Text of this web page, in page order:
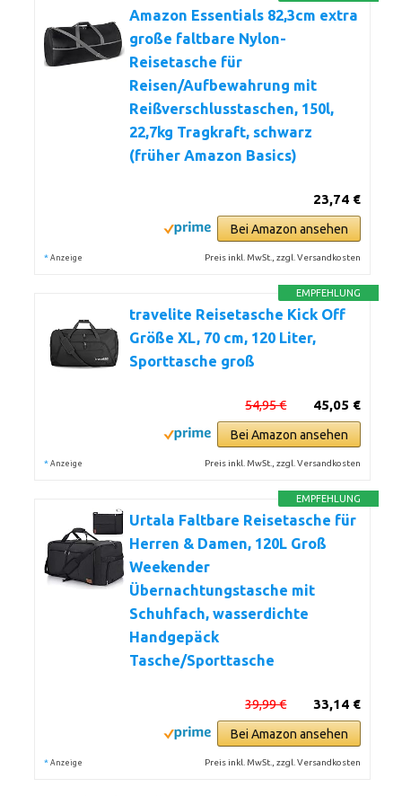
Amazon Essentials 82,3cm extra
große faltbare Nylon-
Reisetasche für
Reisen/Aufbewahrung mit
Reißverschlusstaschen, 150l,
22,7kg Tragkraft, schwarz
(früher Amazon Basics)
23,74 €
Bei Amazon ansehen
* Anzeige Preis inkl. MwSt., zzgl. Versandkosten
EMPFEHLUNG
travelite Reisetasche Kick Off
Größe XL, 70 cm, 120 Liter,
Sporttasche groß
45,05 €
54,95 €
Bei Amazon ansehen
* Anzeige Preis inkl. MwSt., zzgl. Versandkosten
EMPFEHLUNG
Urtala Faltbare Reisetasche für
Herren & Damen, 120L Groß
Weekender
Übernachtungstasche mit
Schuhfach, wasserdichte
Handgepäck
Tasche/Sporttasche
33,14 €
39,99 €
Bei Amazon ansehen
* Anzeige Preis inkl. MwSt., zzgl. Versandkosten